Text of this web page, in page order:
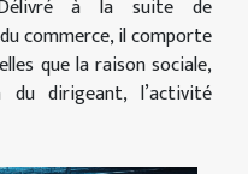
Délivré à la suite de
commerce, il comporte
que la raison sociale,
du dirigeant, l’activité